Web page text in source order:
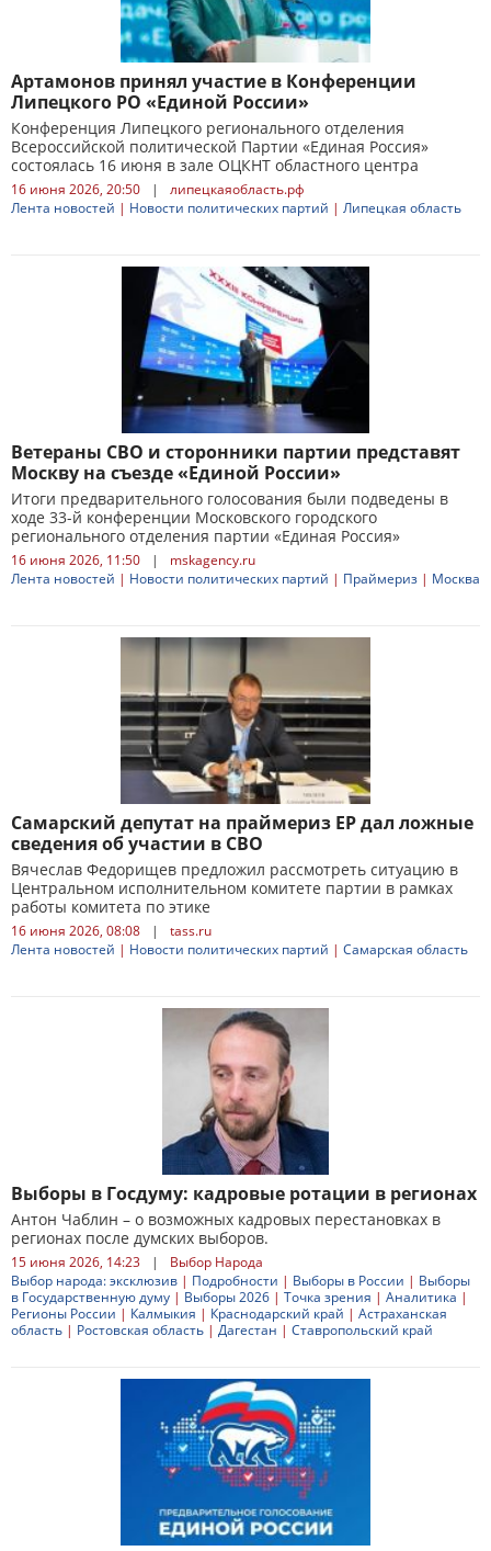
Артамонов принял участие в Конференции
Липецкого РО «Единой России»
Конференция Липецкого регионального отделения
Всероссийской политической Партии «Единая Россия»
состоялась 16 июня в зале ОЦКНТ областного центра
16 июня 2026, 20:50 |
липецкаяобласть.рф
Лента новостей | Новости политических партий | Липецкая область
Ветераны СВО и сторонники партии представят
Москву на съезде «Единой России»
Итоги предварительного голосования были подведены в
ходе 33-й конференции Московского городского
регионального отделения партии «Единая Россия»
16 июня 2026, 11:50 |
mskagency.ru
Лента новостей | Новости политических партий | Праймериз | Москва
Самарский депутат на праймериз ЕР дал ложные
сведения об участии в СВО
Вячеслав Федорищев предложил рассмотреть ситуацию в
Центральном исполнительном комитете партии в рамках
работы комитета по этике
16 июня 2026, 08:08 |
tass.ru
Лента новостей | Новости политических партий | Самарская область
Выборы в Госдуму: кадровые ротации в регионах
Антон Чаблин – о возможных кадровых перестановках в
регионах после думских выборов.
15 июня 2026, 14:23 |
Выбор Народа
Выбор народа: эксклюзив | Подробности | Выборы в России | Выборы
в Государственную думу | Выборы 2026 | Точка зрения | Аналитика |
Регионы России | Калмыкия | Краснодарский край | Астраханская
область | Ростовская область | Дагестан | Ставропольский край